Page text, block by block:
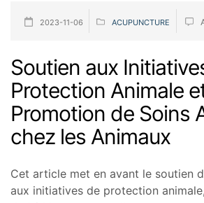
2023-11-06 ACUPUNCTURE
Soutien aux
Protection Animale
Promotion de Soins
chez les Animaux
Cet article met en avant le soutien
aux initiatives de protection